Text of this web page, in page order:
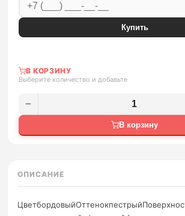
Купить
В КОРЗИНУ
Выберите количество и добавьте
−
В корзину
ОПИСАНИЕ